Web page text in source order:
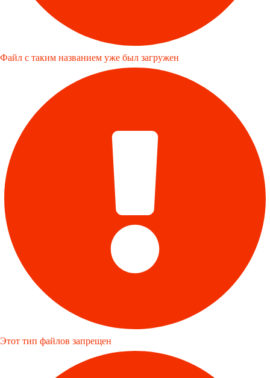
Файл с таким названием уже был загружен
Этот тип файлов запрещен